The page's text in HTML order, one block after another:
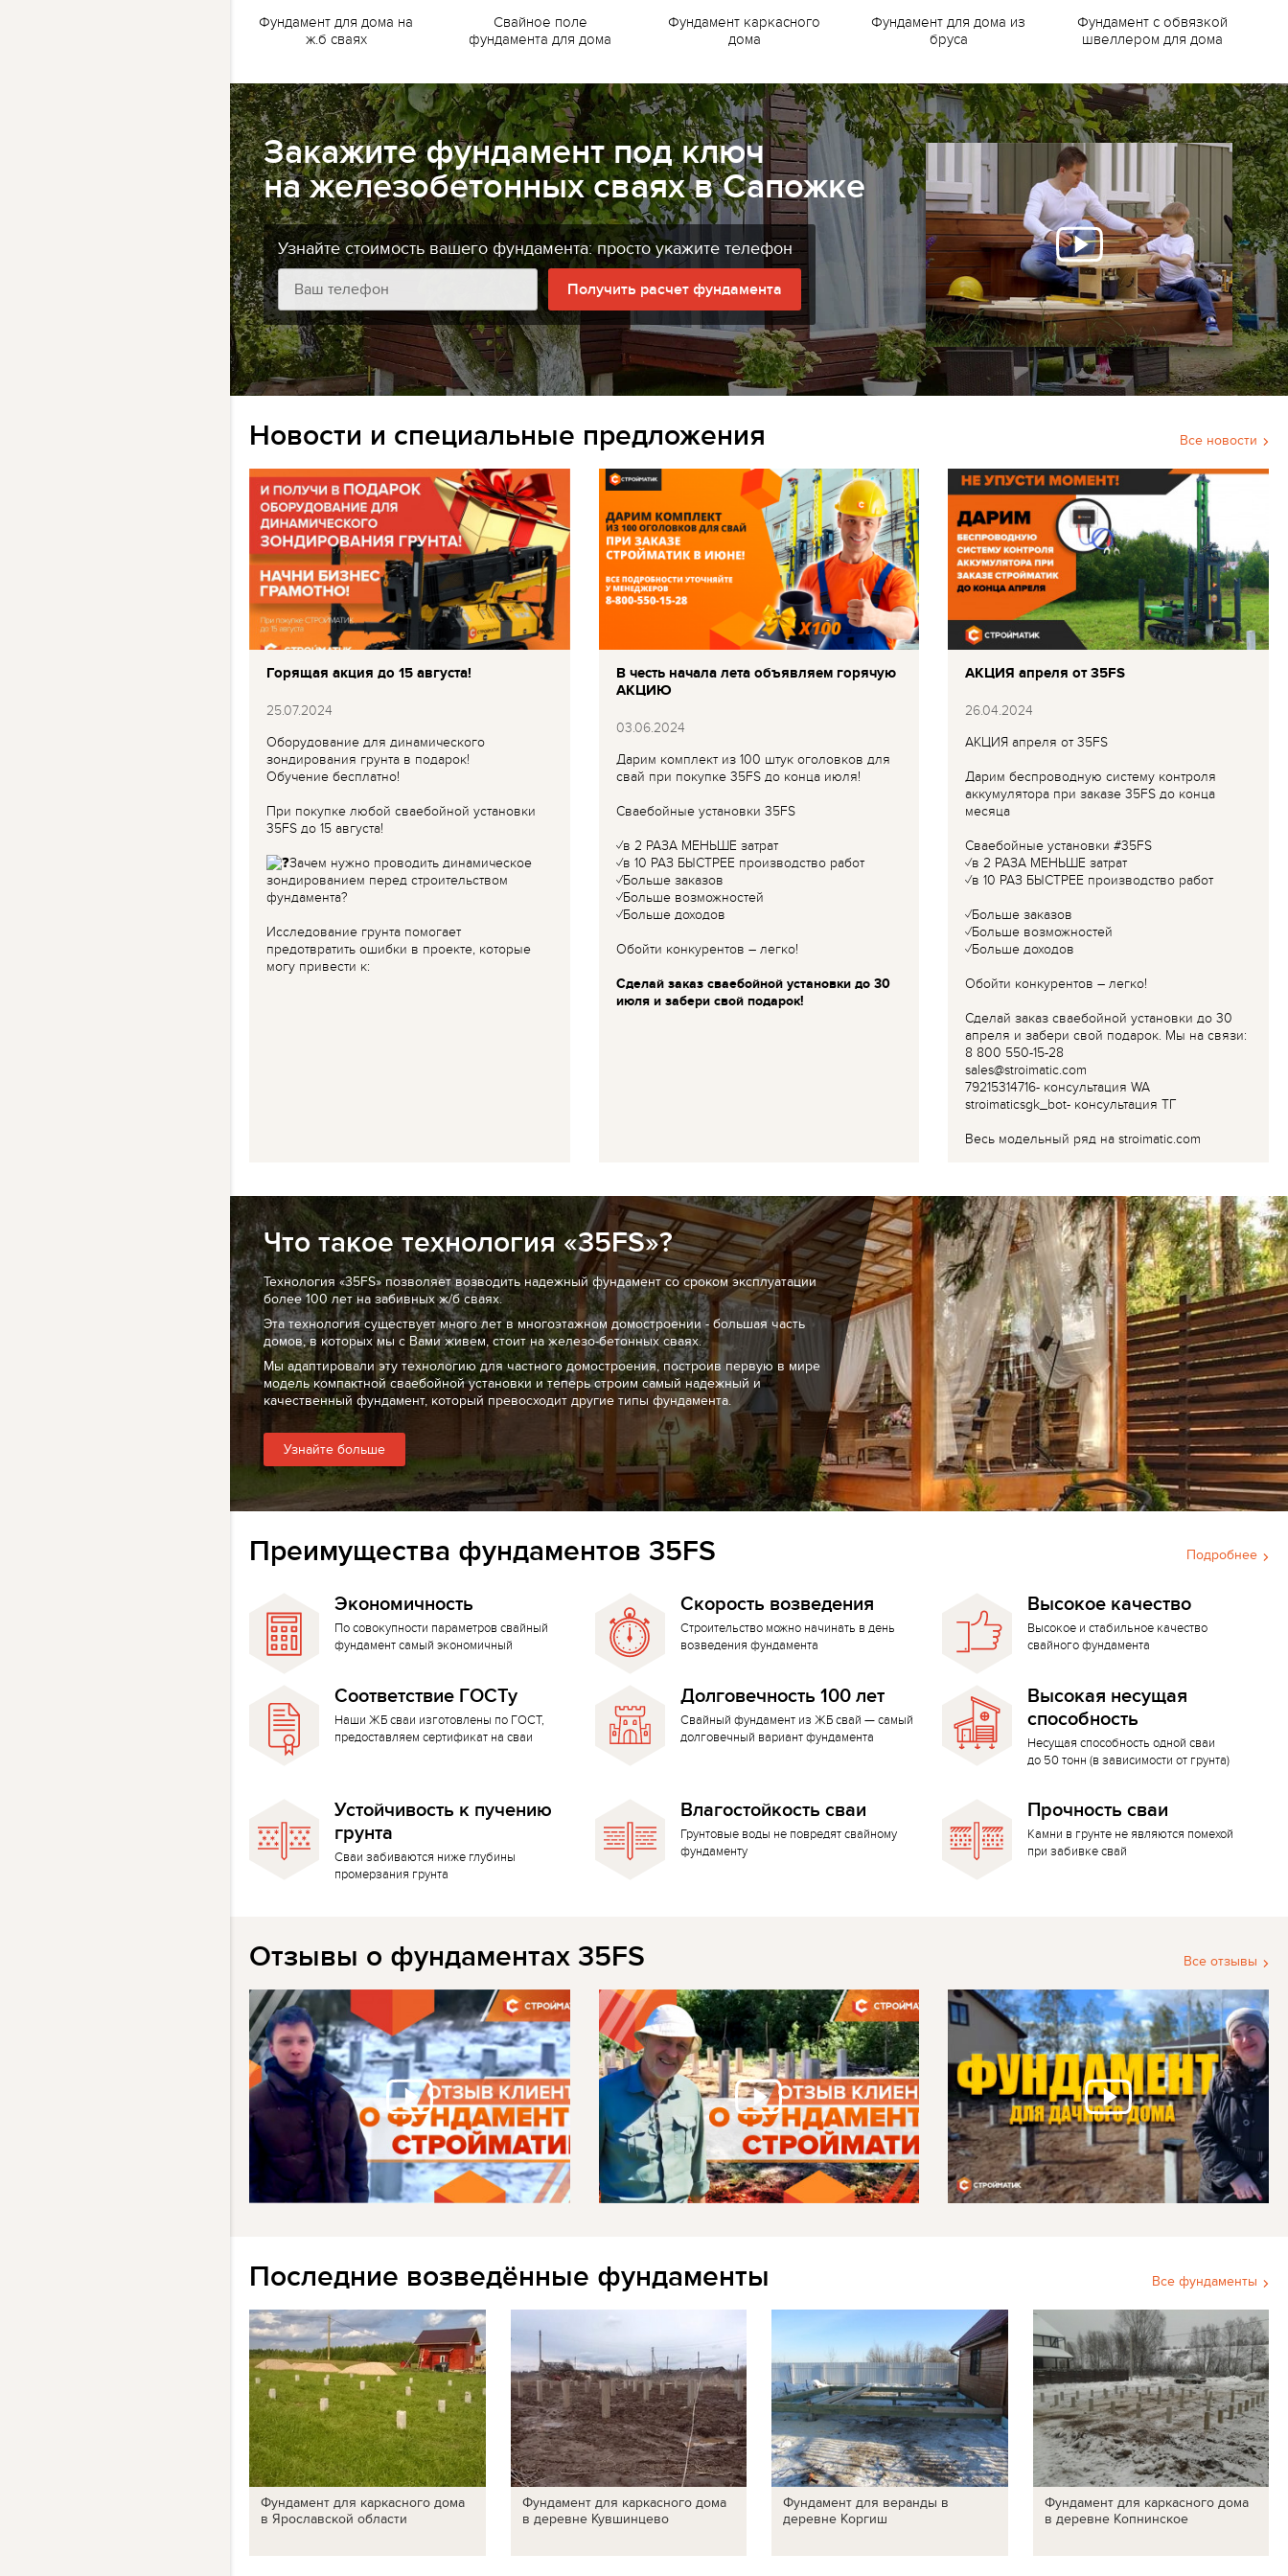
Фундамент для дома на
ж.б сваях
Свайное поле
фундамента для дома
Фундамент каркасного
дома
Фундамент для дома из
бруса
Фундамент с обвязкой
швеллером для дома
Закажите фундамент под ключ
на железобетонных сваях в Сапожке
Узнайте стоимость вашего фундамента: просто укажите телефон
Получить расчет фундамента
Все новости
Новости и специальные предложения
Горящая акция до 15 августа!
25.07.2024
Оборудование для динамического
зондирования грунта в подарок!
Обучение бесплатно!
При покупке любой сваебойной установки
35FS до 15 августа!
Зачем нужно проводить динамическое
зондированием перед строительством
фундамента?
Исследование грунта помогает
предотвратить ошибки в проекте, которые
могу привести к:
В честь начала лета объявляем горячую
АКЦИЮ
03.06.2024
Дарим комплект из 100 штук оголовков для
свай при покупке 35FS до конца июля!
Сваебойные установки 35FS
✓в 2 РАЗА МЕНЬШЕ затрат
✓в 10 РАЗ БЫСТРЕЕ производство работ
✓Больше заказов
✓Больше возможностей
✓Больше доходов
Обойти конкурентов – легко!
Сделай заказ сваебойной установки до 30
июля и забери свой подарок!
АКЦИЯ апреля от 35FS
26.04.2024
АКЦИЯ апреля от 35FS
Дарим беспроводную систему контроля
аккумулятора при заказе 35FS до конца
месяца
Сваебойные установки #35FS
✓в 2 РАЗА МЕНЬШЕ затрат
✓в 10 РАЗ БЫСТРЕЕ производство работ
✓Больше заказов
✓Больше возможностей
✓Больше доходов
Обойти конкурентов – легко!
Сделай заказ сваебойной установки до 30
апреля и забери свой подарок. Мы на связи:
8 800 550-15-28
sales@stroimatic.com
79215314716- консультация WA
stroimaticsgk_bot- консультация ТГ
Весь модельный ряд на stroimatic.com
Что такое технология «35FS»?
Технология «35FS» позволяет возводить надежный фундамент со сроком эксплуатации
более 100 лет на забивных ж/б сваях.
Эта технология существует много лет в многоэтажном домостроении - большая часть
домов, в которых мы с Вами живем, стоит на железо-бетонных сваях.
Мы адаптировали эту технологию для частного домостроения, построив первую в мире
модель компактной сваебойной установки и теперь строим самый надежный и
качественный фундамент, который превосходит другие типы фундамента.
Узнайте больше
Подробнее
Преимущества фундаментов 35FS
Экономичность
По совокупности параметров свайный
фундамент самый экономичный
Скорость возведения
Строительство можно начинать в день
возведения фундамента
Высокое качество
Высокое и стабильное качество
свайного фундамента
Соответствие ГОСТу
Наши ЖБ сваи изготовлены по ГОСТ,
предоставляем сертификат на сваи
Долговечность 100 лет
Свайный фундамент из ЖБ свай — самый
долговечный вариант фундамента
Высокая несущая
способность
Несущая способность одной сваи
до 50 тонн (в зависимости от грунта)
Устойчивость к пучению
грунта
Сваи забиваются ниже глубины
промерзания грунта
Влагостойкость сваи
Грунтовые воды не повредят свайному
фундаменту
Прочность сваи
Камни в грунте не являются помехой
при забивке свай
Все отзывы
Отзывы о фундаментах 35FS
Все фундаменты
Последние возведённые фундаменты
Фундамент для каркасного дома
в Ярославской области
Фундамент для каркасного дома
в деревне Кувшинцево
Фундамент для веранды в
деревне Коргиш
Фундамент для каркасного дома
в деревне Копнинское